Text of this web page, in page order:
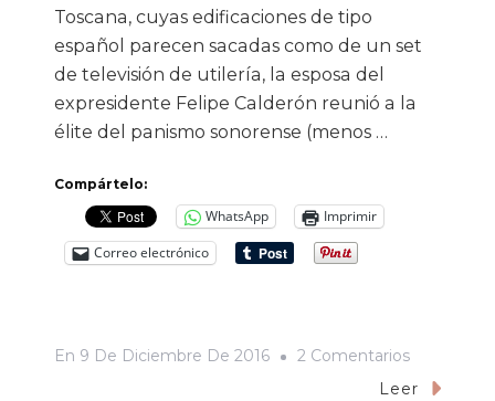
Toscana, cuyas edificaciones de tipo
español parecen sacadas como de un set
de televisión de utilería, la esposa del
expresidente Felipe Calderón reunió a la
élite del panismo sonorense (menos …
Compártelo:
WhatsApp
Imprimir
Correo electrónico
En 9 De Diciembre De 2016 2 ComentariosEn
La
Leer